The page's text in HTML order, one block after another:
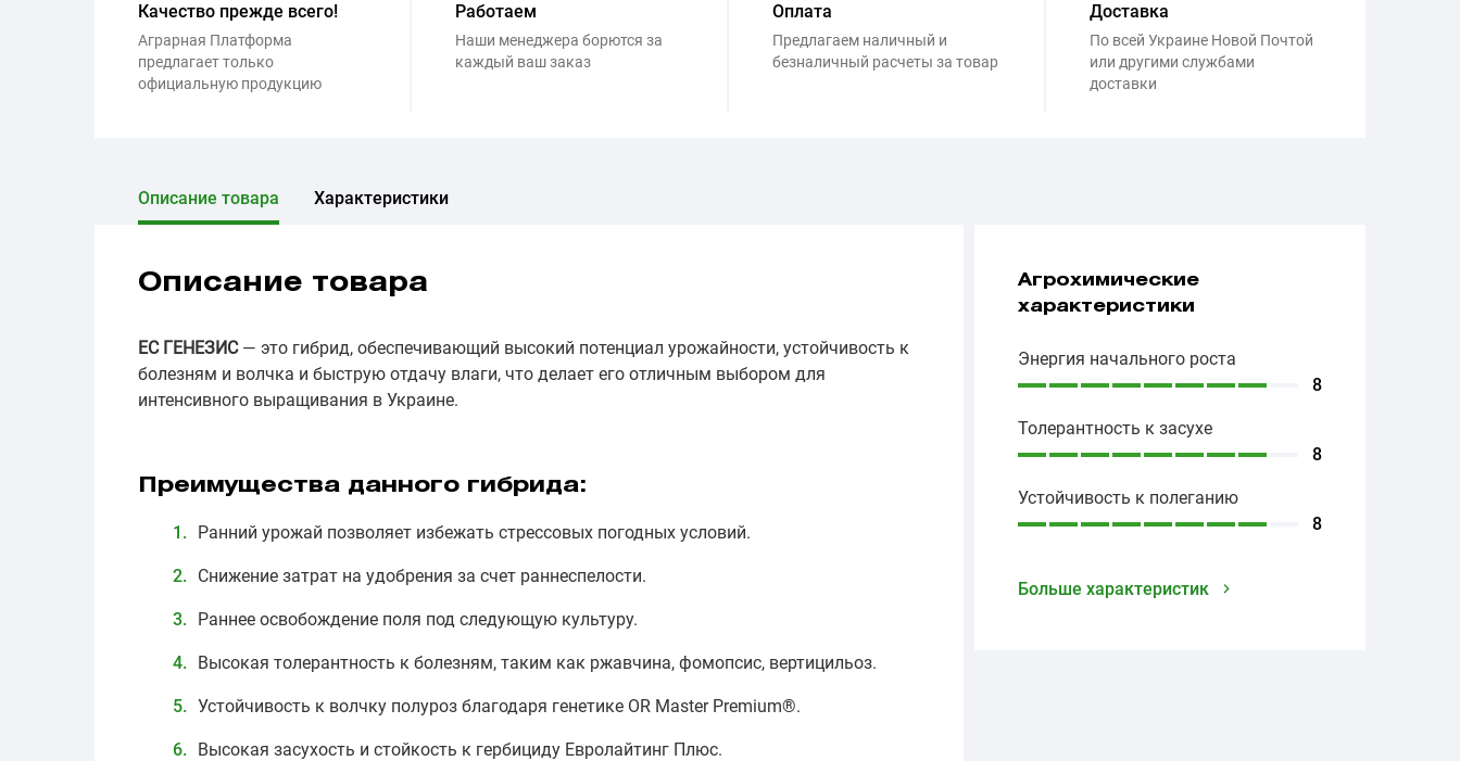
Качество прежде всего!
Аграрная Платформа
предлагает только
официальную продукцию
Работаем
Наши менеджера борются за
каждый ваш заказ
Оплата
Предлагаем наличный и
безналичный расчеты за товар
Доставка
По всей Украине Новой Почтой
или другими службами
доставки
Описание товара Характеристики
Описание товара
ЕС ГЕНЕЗИС— это гибрид, обеспечивающий высокий потенциал урожайности, устойчивость к
болезням и волчка и быструю отдачу влаги, что делает его отличным выбором для
интенсивного выращивания в Украине.
Преимущества данного гибрида:
Ранний урожай позволяет избежать стрессовых погодных условий.
Снижение затрат на удобрения за счет раннеспелости.
Раннее освобождение поля под следующую культуру.
Высокая толерантность к болезням, таким как ржавчина, фомопсис, вертицильоз.
Устойчивость к волчку полуроз благодаря генетике OR Master Premium®.
Высокая засухость и стойкость к гербициду Евролайтинг Плюс.
Агрохимические
характеристики
Энергия начального роста
8
Толерантность к засухе
8
Устойчивость к полеганию
8
Больше характеристик